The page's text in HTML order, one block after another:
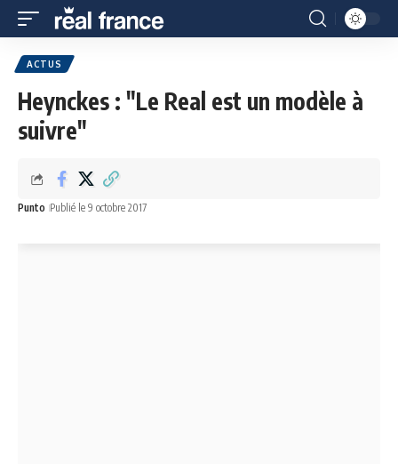
ACTUS
Heynckes : "Le Real est un modèle à
suivre"
Punto Publié le 9 octobre 2017